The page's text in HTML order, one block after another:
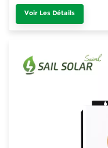
Voir Les Détails